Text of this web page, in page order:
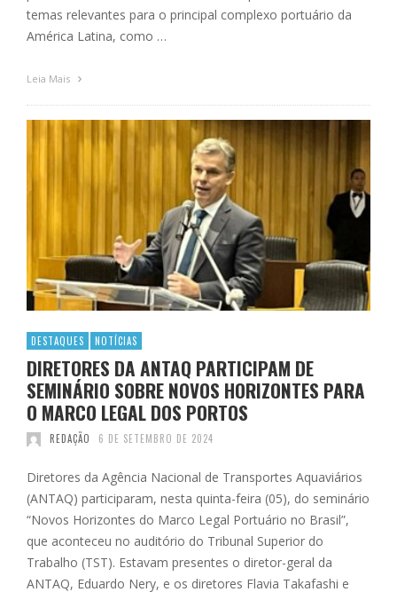
temas relevantes para o principal complexo portuário da
América Latina, como …
Leia Mais
DESTAQUES NOTÍCIAS
DIRETORES DA ANTAQ PARTICIPAM DE
SEMINÁRIO SOBRE NOVOS HORIZONTES PARA
O MARCO LEGAL DOS PORTOS
REDAÇÃO 6 DE SETEMBRO DE 2024
Diretores da Agência Nacional de Transportes Aquaviários
(ANTAQ) participaram, nesta quinta-feira (05), do seminário
“Novos Horizontes do Marco Legal Portuário no Brasil”,
que aconteceu no auditório do Tribunal Superior do
Trabalho (TST). Estavam presentes o diretor-geral da
ANTAQ, Eduardo Nery, e os diretores Flavia Takafashi e